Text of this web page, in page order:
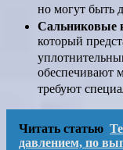
но могут быть
Сальниковые
который
обеспечивают
требуют
Читать статью
давлением, по